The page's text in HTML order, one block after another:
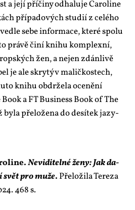
a je­jí pří­či­ny od­ha­lu­je Ca­ro­li­ne
pří­pa­do­vých stu­dií z ce­lé­ho
se­be in­for­ma­ce, kte­ré spo­lu
prá­vě či­ní kni­hu kom­plex­ní,
žen, a nejen zdán­li­vě
je ale skry­tý v ma­lič­kos­tech,
kni­hu ob­dr­že­la oce­ně­ní
a FT Busi­ness Book of The
by­la pře­lo­že­na do de­sí­tek ja­zy­
Ne­vi­di­tel­né že­ny: Jak da­
pro mu­že. Pře­lo­ži­la Te­re­za
468 s.